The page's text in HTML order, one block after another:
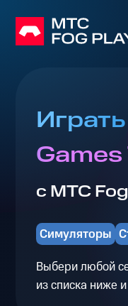
с МТС
Симуляторы
Выбери любой
из списка ниже